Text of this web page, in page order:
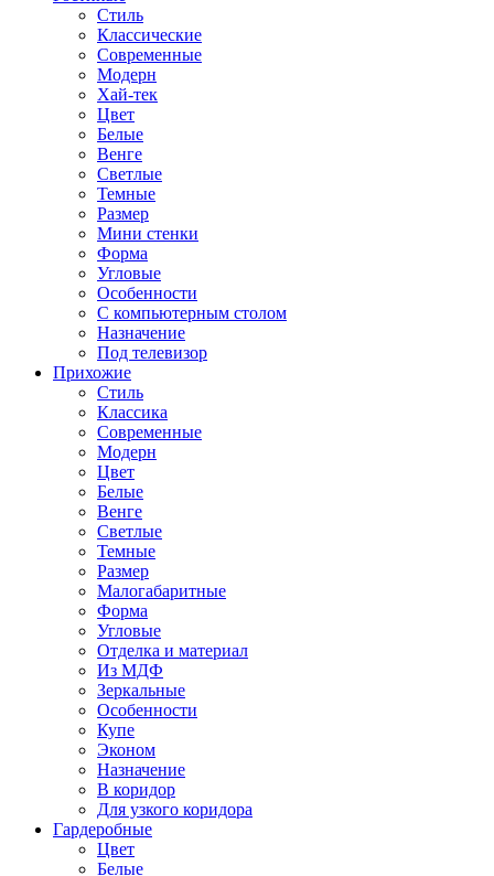
Стиль
Классические
Современные
Модерн
Хай-тек
Цвет
Белые
Венге
Светлые
Темные
Размер
Мини стенки
Форма
Угловые
Особенности
С компьютерным столом
Назначение
Под телевизор
Прихожие
Стиль
Классика
Современные
Модерн
Цвет
Белые
Венге
Светлые
Темные
Размер
Малогабаритные
Форма
Угловые
Отделка и материал
Из МДФ
Зеркальные
Особенности
Купе
Эконом
Назначение
В коридор
Для узкого коридора
Гардеробные
Цвет
Белые